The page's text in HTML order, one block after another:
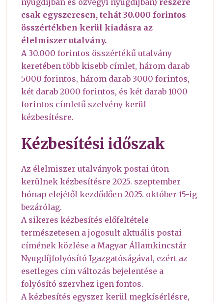
csak egyszeresen, tehát 30.000 forintos
összértékben kerül kiadásra az
élelmiszer utalvány.
A 30.000 forintos összértékű utalvány
keretében több kisebb címlet, három darab
5000 forintos, három darab 3000 forintos,
két darab 2000 forintos, és két darab 1000
forintos címletű szelvény kerül
kézbesítésre.
Kézbesítési időszak
Az élelmiszer utalványok postai úton
kerülnek kézbesítésre 2025. szeptember
hónap elejétől kezdődően 2025. október 15-ig
bezárólag.
A sikeres kézbesítés előfeltétele
természetesen a jogosult aktuális postai
címének közlése a Magyar Államkincstár
Nyugdíjfolyósító Igazgatóságával, ezért az
esetleges cím változás bejelentése a
folyósító szervhez igen fontos.
A kézbesítés egyszer kerül megkísérlésre,